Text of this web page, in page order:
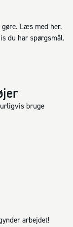
Læs med her.
du har spørgsmål.
bruge
arbejdet!